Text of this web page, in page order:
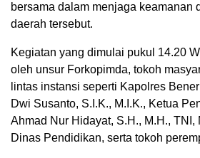
bersama dalam menjaga keamanan
daerah tersebut.
Kegiatan yang dimulai pukul 14.20
oleh unsur Forkopimda, tokoh
lintas instansi seperti Kapolres
Dwi Susanto, S.I.K., M.I.K., Ketua
Ahmad Nur Hidayat, S.H., M.H., TNI,
Dinas Pendidikan, serta tokoh